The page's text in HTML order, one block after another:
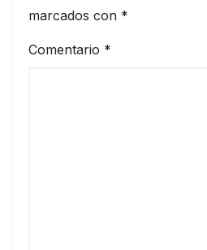
marcados con *
Comentario *